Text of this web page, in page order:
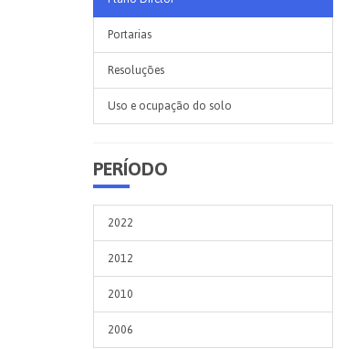
Portarias
Resoluções
Uso e ocupação do solo
PERÍODO
2022
2012
2010
2006